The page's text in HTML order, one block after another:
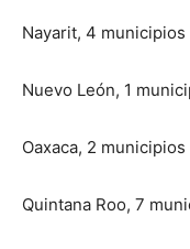
Nayarit, 4 municipios
Nuevo León, 1
Oaxaca, 2 municipios
Quintana Roo, 7